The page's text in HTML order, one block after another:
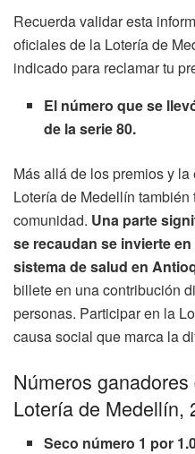
Recuerda validar esta
oficiales de la Lotería de
indicado para reclamar tu
El número que se
de la serie 80.
Más allá de los premios y
Lotería de Medellín
comunidad. Una parte
se recaudan se invierte
sistema de salud en
billete en una contribución
personas. Participar en la
causa social que marca la
Números
Lotería de Medellín,
Seco número 1 por